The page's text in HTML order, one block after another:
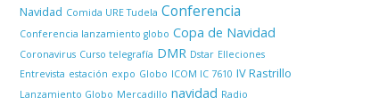
Navidad Comida URE Tudela Conferencia
Conferencia lanzamiento globo Copa de Navidad
Coronavirus Curso telegrafía DMR Dstar Elleciones
Entrevista estación expo Globo ICOM IC 7610 IV Rastrillo
Lanzamiento Globo Mercadillo navidad Radio